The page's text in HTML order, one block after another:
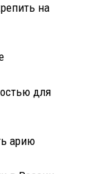
на
для
арию